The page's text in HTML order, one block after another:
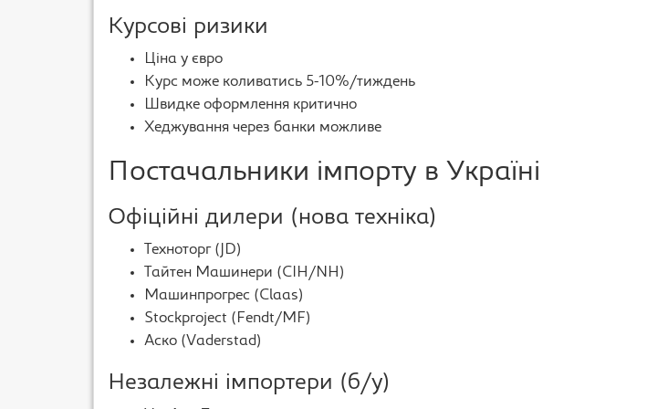
Курсові ризики
Ціна у євро
Курс може коливатись 5-10%/тиждень
Швидке оформлення критично
Хеджування через банки можливе
Постачальники імпорту в Україні
Офіційні дилери (нова техніка)
Техноторг (JD)
Тайтен Машинери (CIH/NH)
Машинпрогрес (Claas)
Stockproject (Fendt/MF)
Аско (Vaderstad)
Незалежні імпортери (б/у)